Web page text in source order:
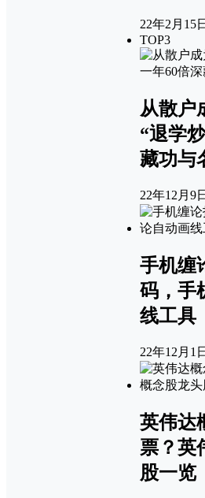
22年2月15日
TOP3
从散户
“退学
藏功与
22年12月9日
手机缠
码，手
线工具
22年12月1日
英伟达
票？英
股一览